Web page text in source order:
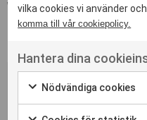
WORDPRESS.ORG
Kontakta oss
vilka cookies vi använder
komma till vår cookiepolicy.
Hantera dina
Nödvändiga cookies